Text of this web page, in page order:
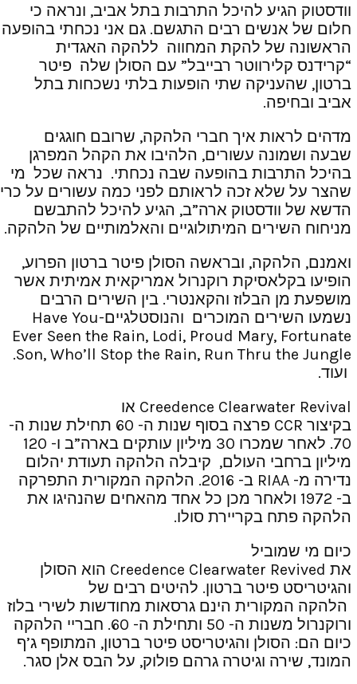
וודסטוק הגיע להיכל התרבות בתל אביב, ונראה כי
חלום של אנשים רבים התגשם. גם אני נכחתי בהופעה
הראשונה של להקת המחווה ללהקה האגדית
“קרידנס קלירווטר רבייבל” עם הסולן שלה פיטר
ברטון, שהעניקה שתי הופעות בלתי נשכחות בתל
אביב ובחיפה.
מדהים לראות איך חברי הלהקה, שרובם חוגגים
שבעה ושמונה עשורים, הלהיבו את הקהל המפרגן
בהיכל התרבות בהופעה שבה נכחתי. נראה שכל מי
שהצר על שלא זכה לראותם לפני כמה עשורים על כרי
הדשא של וודסטוק ארה”ב, הגיע להיכל להתבשם
מניחוח השירים המיתולוגיים והאלמותיים של הלהקה.
ואמנם, הלהקה, ובראשה הסולן פיטר ברטון הפרוע,
הופיעו בקלאסיקת רוקנרול אמריקאית אמיתית אשר
מושפעת מן הבלוז והקאנטרי. בין השירים הרבים
נשמעו השירים המוכרים והנוסטלגיים-Have You
Ever Seen the Rain, Lodi, Proud Mary, Fortunate
Son, Who’ll Stop the Rain, Run Thru the Jungle.
ועוד.
Creedence Clearwater Revival או
בקיצור CCR פרצה בסוף שנות ה- 60 תחילת שנות ה-
70. לאחר שמכרו 30 מיליון עותקים בארה”ב ו- 120
מיליון ברחבי העולם, קיבלה הלהקה תעודת יהלום
נדירה מ- RIAA ב- 2016. הלהקה המקורית התפרקה
ב- 1972 ולאחר מכן כל אחד מהאחים שהנהיגו את
הלהקה פתח בקריירת סולו.
כיום מי שמוביל
את Creedence Clearwater Revived הוא הסולן
והגיטריסט פיטר ברטון. להיטים רבים של
הלהקה המקורית הינם גרסאות מחודשות לשירי בלוז
ורוקנרול משנות ה- 50 ותחילת ה- 60. חבריי הלהקה
כיום הם: הסולן והגיטריסט פיטר ברטון, המתופף ג’ף
המונד, שירה וגיטרה גרהם פולוק, על הבס אלן סגר.